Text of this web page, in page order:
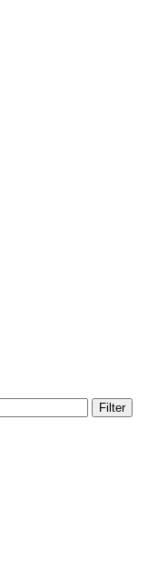
Filter